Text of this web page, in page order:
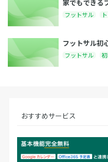
家でもできる
フットサル
フットサル初
フットサル
おすすめサービス